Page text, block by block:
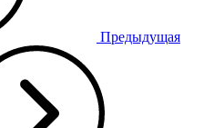
Предыдущая